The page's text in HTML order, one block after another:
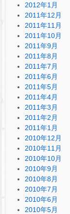
2012年1月
2011年12月
2011年11月
2011年10月
2011年9月
2011年8月
2011年7月
2011年6月
2011年5月
2011年4月
2011年3月
2011年2月
2011年1月
2010年12月
2010年11月
2010年10月
2010年9月
2010年8月
2010年7月
2010年6月
2010年5月